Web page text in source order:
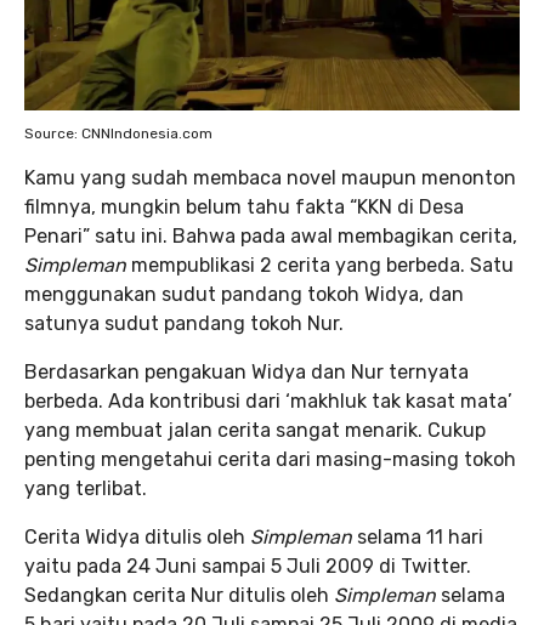
Source: CNNIndonesia.com
Kamu yang sudah membaca novel maupun menonton
filmnya, mungkin belum tahu fakta “KKN di Desa
Penari” satu ini. Bahwa pada awal membagikan cerita,
Simpleman mempublikasi 2 cerita yang berbeda. Satu
menggunakan sudut pandang tokoh Widya, dan
satunya sudut pandang tokoh Nur.
Berdasarkan pengakuan Widya dan Nur ternyata
berbeda. Ada kontribusi dari ‘makhluk tak kasat mata’
yang membuat jalan cerita sangat menarik. Cukup
penting mengetahui cerita dari masing-masing tokoh
yang terlibat.
Cerita Widya ditulis oleh Simpleman selama 11 hari
yaitu pada 24 Juni sampai 5 Juli 2009 di Twitter.
Sedangkan cerita Nur ditulis oleh Simpleman selama